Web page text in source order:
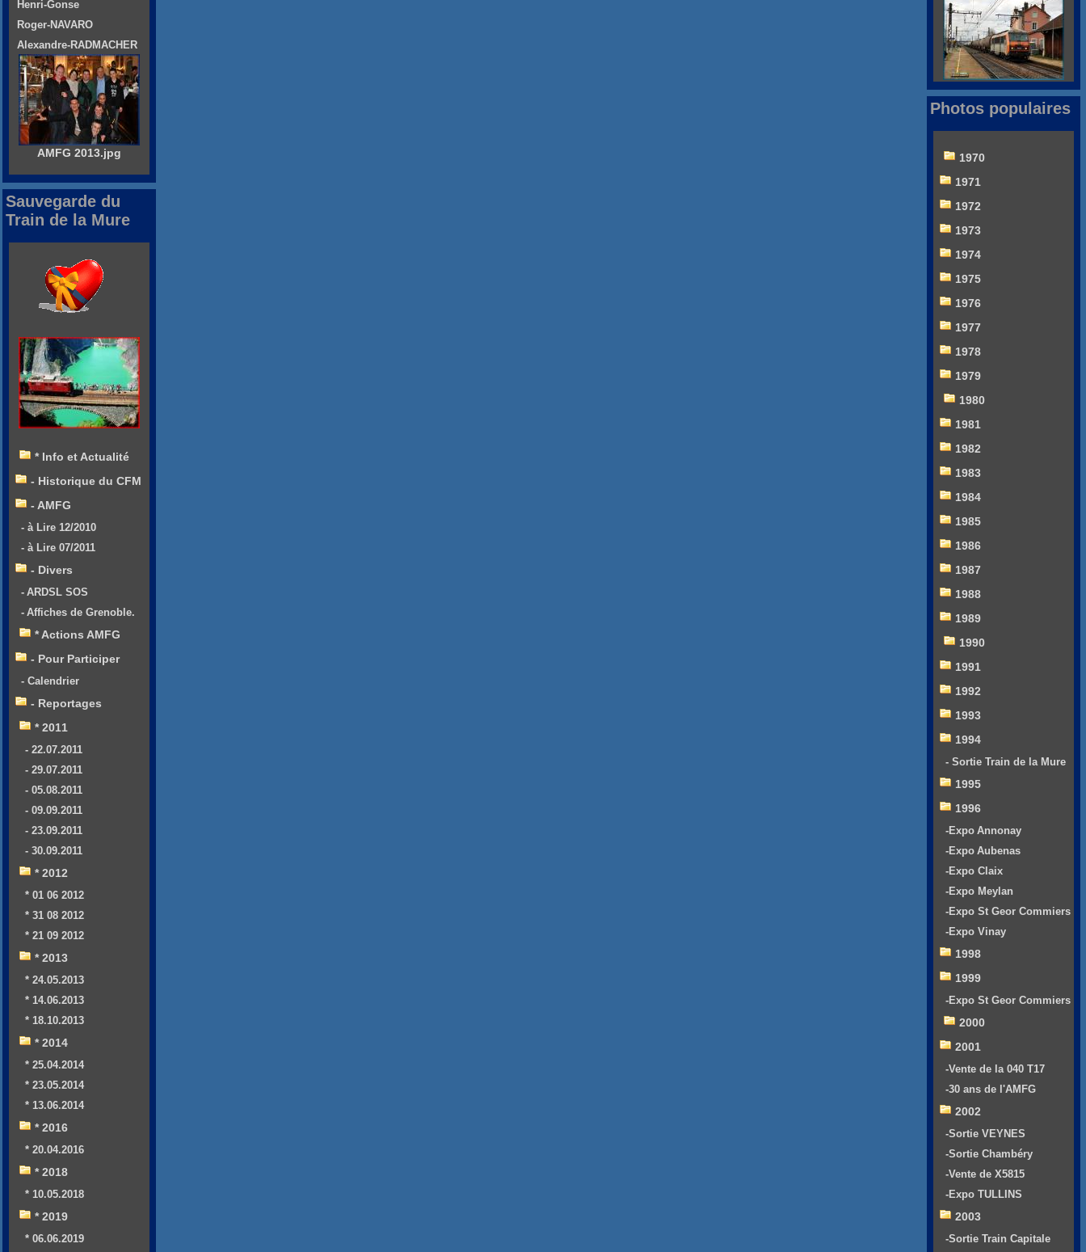
Henri-Gonse
Roger-NAVARO
Alexandre-RADMACHER
AMFG 2013.jpg
Sauvegarde du
Train de la Mure
* Info et Actualité
- Historique du CFM
- AMFG
- à Lire 12/2010
- à Lire 07/2011
- Divers
- ARDSL SOS
- Affiches de Grenoble.
* Actions AMFG
- Pour Participer
- Calendrier
- Reportages
* 2011
- 22.07.2011
- 29.07.2011
- 05.08.2011
- 09.09.2011
- 23.09.2011
- 30.09.2011
* 2012
* 01 06 2012
* 31 08 2012
* 21 09 2012
* 2013
* 24.05.2013
* 14.06.2013
* 18.10.2013
* 2014
* 25.04.2014
* 23.05.2014
* 13.06.2014
* 2016
* 20.04.2016
* 2018
* 10.05.2018
* 2019
* 06.06.2019
Photos populaires
1970
1971
1972
1973
1974
1975
1976
1977
1978
1979
1980
1981
1982
1983
1984
1985
1986
1987
1988
1989
1990
1991
1992
1993
1994
- Sortie Train de la Mure
1995
1996
-Expo Annonay
-Expo Aubenas
-Expo Claix
-Expo Meylan
-Expo St Geor Commiers
-Expo Vinay
1998
1999
-Expo St Geor Commiers
2000
2001
-Vente de la 040 T17
-30 ans de l'AMFG
2002
-Sortie VEYNES
-Sortie Chambéry
-Vente de X5815
-Expo TULLINS
2003
-Sortie Train Capitale